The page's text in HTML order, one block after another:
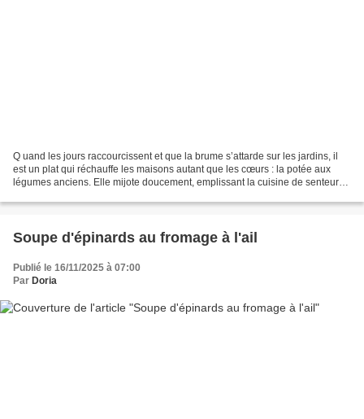
Q uand les jours raccourcissent et que la brume s’attarde sur les jardins, il
est un plat qui réchauffe les maisons autant que les cœurs : la potée aux
légumes anciens. Elle mijote doucement, emplissant la cuisine de senteurs
Soupe d'épinards au fromage à l'ail
Publié le 16/11/2025 à 07:00
Par Doria